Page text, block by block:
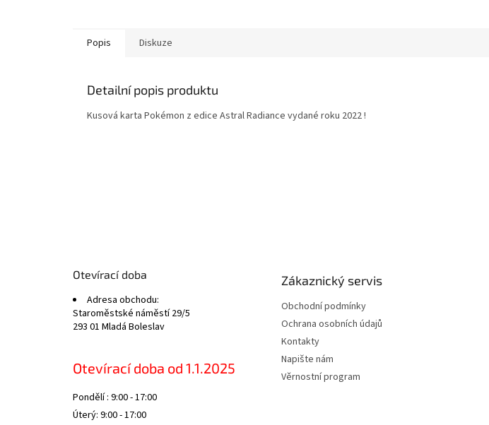
Popis Diskuze
Detailní popis produktu
Kusová karta Pokémon z edice Astral Radiance vydané roku 2022 !
Otevírací doba
Adresa obchodu:
Staroměstské náměstí 29/5
293 01 Mladá Boleslav
Otevírací doba od 1.1.2025
Pondělí : 9:00 - 17:00
Úterý: 9:00 - 17:00
Zákaznický servis
Obchodní podmínky
Ochrana osobních údajů
Kontakty
Napište nám
Věrnostní program